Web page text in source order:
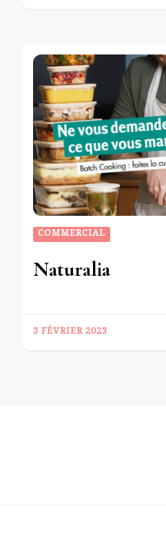
COMMERCIAL
Naturalia
3 FÉVRIER 2023